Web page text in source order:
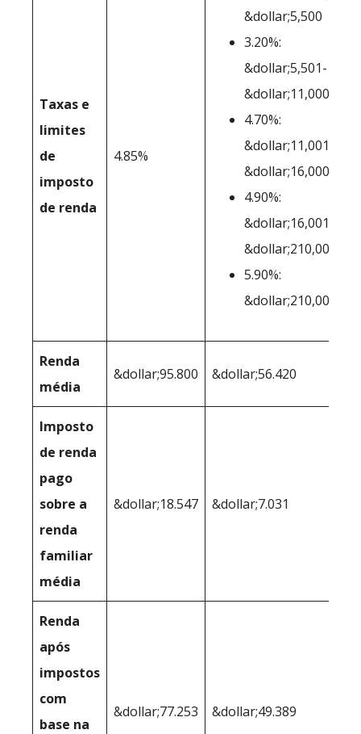
Taxas e
limites
de
imposto
de renda
4.85%
&dollar;5,500
3.20%:
&dollar;5,501-
&dollar;11,000
4.70%:
&dollar;11,001-
&dollar;16,000
4.90%:
&dollar;16,001-
&dollar;210,000
5.90%:
&dollar;210,001+
Renda
média
&dollar;95.800 &dollar;56.420
Imposto
de renda
pago
sobre a
renda
familiar
média
&dollar;18.547 &dollar;7.031
Renda
após
impostos
com
base na
&dollar;77.253 &dollar;49.389